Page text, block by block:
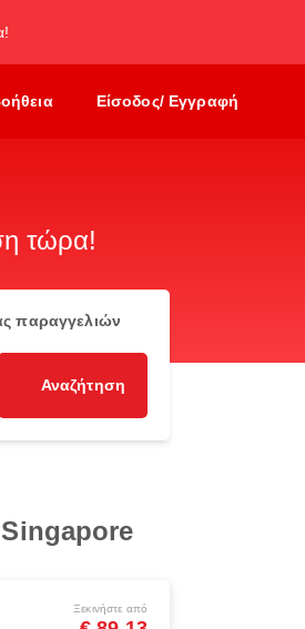
Είσοδος/ Εγγραφή
τώρα!
παραγγελιών
Αναζήτηση
Ξεκινήστε από